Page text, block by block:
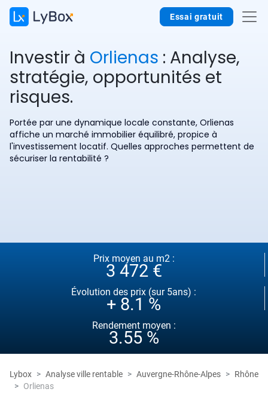
Essai gratuit
Investir à Orlienas : Analyse,
stratégie, opportunités et
risques.
Portée par une dynamique locale constante, Orlienas
affiche un marché immobilier équilibré, propice à
l'investissement locatif. Quelles approches permettent de
sécuriser la rentabilité ?
Prix moyen au m2 :
3 472 €
Évolution des prix (sur 5ans) :
+ 8.1 %
Rendement moyen :
3.55 %
Lybox Analyse ville rentable Auvergne-Rhône-Alpes
Rhône
Orlienas